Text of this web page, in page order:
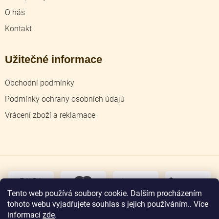
Tento web používá soubory cookie. Dalším procházením
tohoto webu vyjadřujete souhlas s jejich používáním.. Více
informací zde.
O nás
Kontakt
Užitečné informace
Obchodní podmínky
Podmínky ochrany osobních údajů
Vrácení zboží a reklamace
osobní